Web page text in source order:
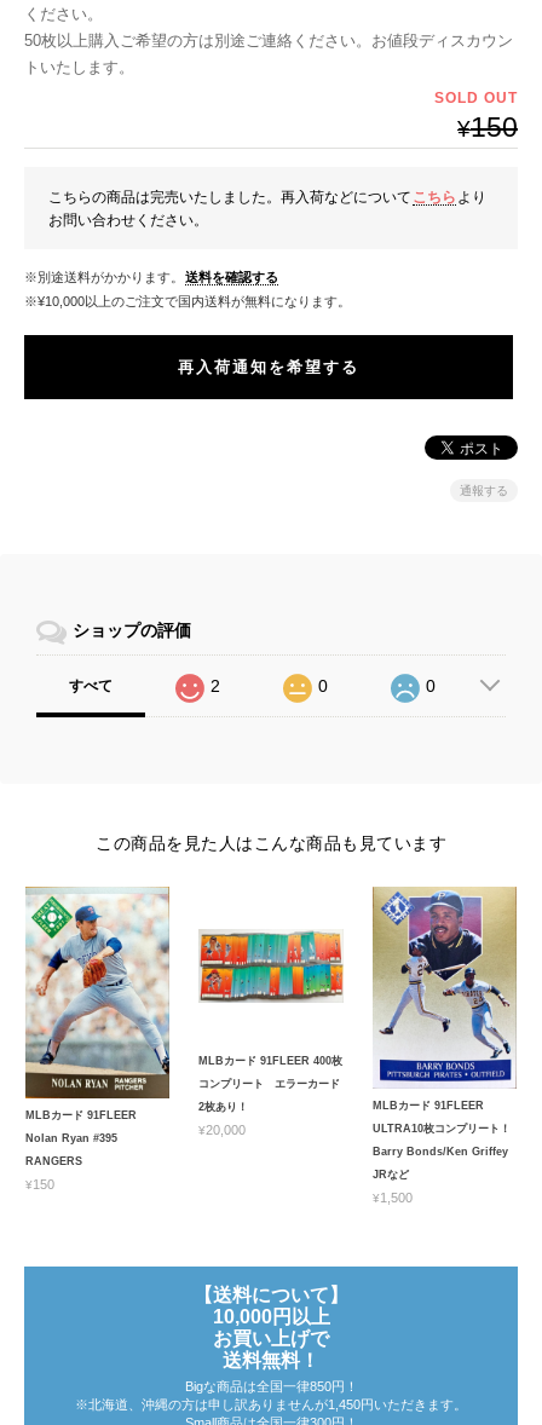
ください。
50枚以上購入ご希望の方は別途ご連絡ください。お値段ディスカウン
トいたします。
SOLD OUT
¥150
こちらの商品は完売いたしました。再入荷などについて こちら より
お問い合わせください。
※別途送料がかかります。 送料を確認する
※¥10,000以上のご注文で国内送料が無料になります。
再入荷通知を希望する
通報する
ショップの評価
すべて 2 0 0
この商品を見た人はこんな商品も見ています
MLBカード 91FLEER
Nolan Ryan #395
RANGERS
¥150
MLBカード 91FLEER 400枚
コンプリート エラーカード
2枚あり！
¥20,000
MLBカード 91FLEER
ULTRA10枚コンプリート！
Barry Bonds/Ken Griffey
JRなど
¥1,500
【送料について】
10,000円以上
お買い上げで
送料無料！
Bigな商品は全国一律850円！
※北海道、沖縄の方は申し訳ありませんが1,450円いただきます。